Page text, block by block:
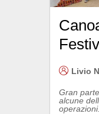
Livio
Gran
alcune